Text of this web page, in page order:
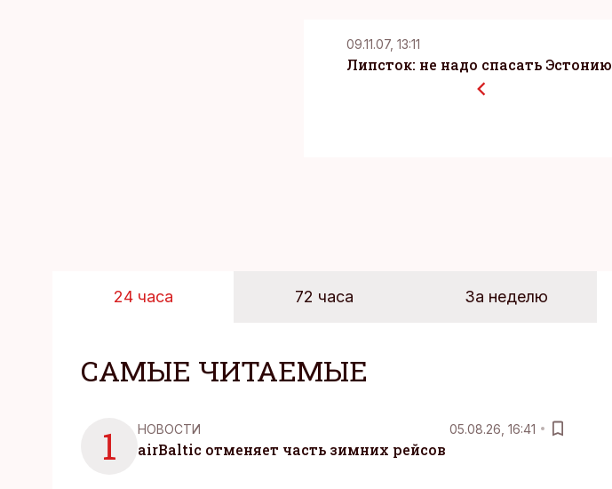
09.11.07, 13:11
Липсток: не надо спасать Эстонию
24 часа 72 часа За неделю
САМЫЕ ЧИТАЕМЫЕ
1 НОВОСТИ 05.08.26, 16:41
airBaltic отменяет часть зимних рейсов